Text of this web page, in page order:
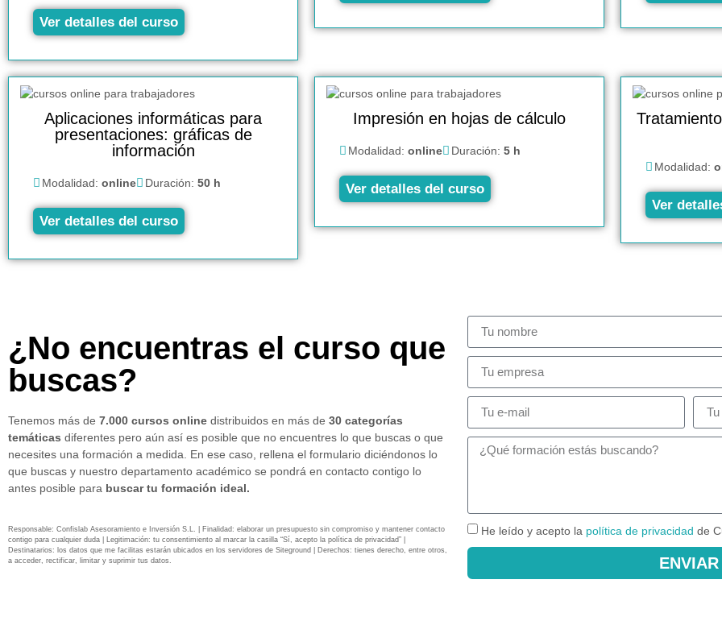
Ver detalles del curso
Aplicaciones informáticas para
presentaciones: gráficas de
información
Modalidad: online Duración: 50 h
Ver detalles del curso
Impresión en hojas de cálculo
Modalidad: online Duración: 5 h
Ver detalles del curso
Modalidad:
Ver
¿No encuentras el curso que
buscas?
Tenemos más de 7.000 cursos online distribuidos en más de 30 categorías
temáticas diferentes pero aún así es posible que no encuentres lo que buscas o que
necesites una formación a medida. En ese caso, rellena el formulario diciéndonos lo
que buscas y nuestro departamento académico se pondrá en contacto contigo lo
antes posible para buscar tu formación ideal.
Responsable: Confislab Asesoramiento e Inversión S.L. | Finalidad: elaborar un presupuesto sin compromiso y mantener contacto
contigo para cualquier duda | Legitimación: tu consentimiento al marcar la casilla “Sí, acepto la política de privacidad” |
Destinatarios: los datos que me facilitas estarán ubicados en los servidores de Siteground | Derechos: tienes derecho, entre otros,
a acceder, rectificar, limitar y suprimir tus datos.
He leído y acepto la política de privacidad de
ENVIAR